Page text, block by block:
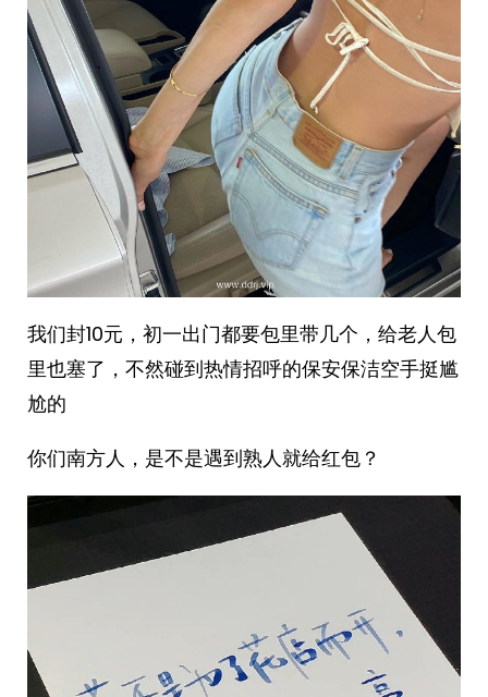
我们封10元，初一出门都要包里带几个，给老人包
里也塞了，不然碰到热情招呼的保安保洁空手挺尴
尬的
你们南方人，是不是遇到熟人就给红包？